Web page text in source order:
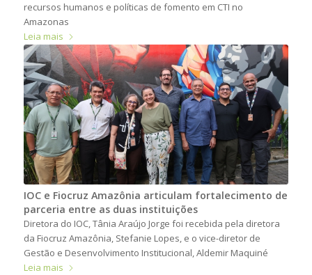
recursos humanos e políticas de fomento em CTI no
Amazonas
Leia mais
IOC e Fiocruz Amazônia articulam fortalecimento de
parceria entre as duas instituições
Diretora do IOC, Tânia Araújo Jorge foi recebida pela diretora
da Fiocruz Amazônia, Stefanie Lopes, e o vice-diretor de
Gestão e Desenvolvimento Institucional, Aldemir Maquiné
Leia mais